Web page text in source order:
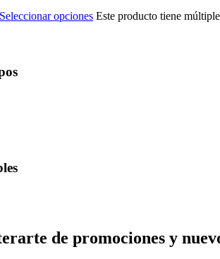
Seleccionar opciones Este producto tiene
de promociones y